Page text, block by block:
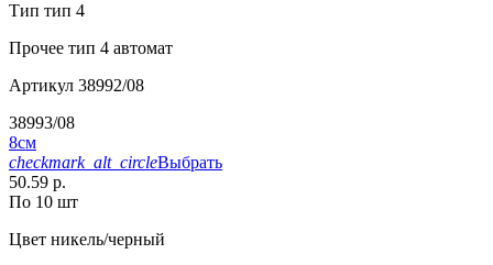
Тип тип 4
Прочее тип 4 автомат
Артикул 38992/08
38993/08
8см
checkmark_alt_circleВыбрать
50.59 р.
По 10 шт
Цвет никель/черный